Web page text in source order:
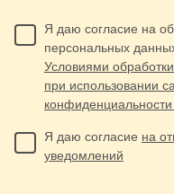
Я даю согласие на
персональных
Условиями
при использовании
Я даю согласие на
уведомлений